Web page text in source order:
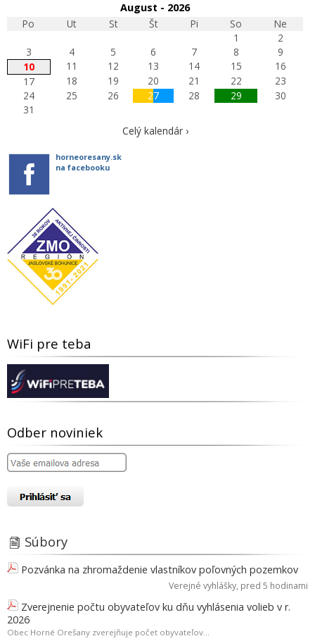
August - 2026
Po
Ut St Št Pi So
Ne
1
2
3
4 5 6 7 8
9
10
11 12 13 14 15
16
17
18 19 20 21 22
23
24
25 26 27 28 29
30
31
Celý kalendár ›
horneoresany.sk
na facebooku
WiFi pre teba
Odber noviniek
Súbory
Pozvánka na zhromaždenie vlastníkov poľovných pozemkov
Verejné vyhlášky, pred 5 hodinami
Zverejnenie počtu obyvateľov ku dňu vyhlásenia volieb v r.
2026
Obec Horné Orešany zverejňuje počet obyvateľov...